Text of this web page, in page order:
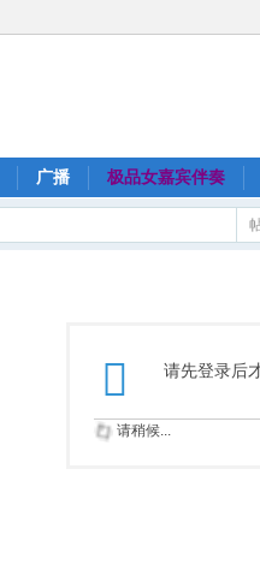
广播 极品女嘉宾伴奏
请先登录后
请稍候...